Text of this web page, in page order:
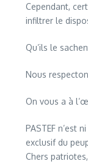
Cependant,
infiltrer le
Qu’ils le
Nous
On vous a à
PASTEF n’est
exclusif du
Chers patriotes,